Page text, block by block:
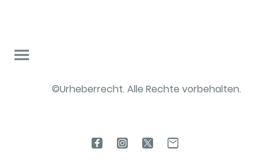
©Urheberrecht. Alle Rechte vorbehalten.